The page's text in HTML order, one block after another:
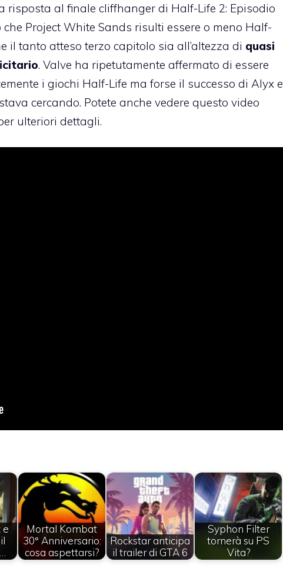
risposta al finale cliffhanger di Half-Life 2: Episodio
Project White Sands risulti essere o meno Half-
il tanto atteso terzo capitolo sia all’altezza di quasi
. Valve ha ripetutamente affermato di essere
i giochi Half-Life ma forse il successo di Alyx e
cercando. Potete anche vedere questo video
ulteriori dettagli.
e
Mortal Kombat
30° Anniversario:
cosa aspettarsi?
Rockstar anticipa
il trailer di GTA 6
Syphon Filter
tornerà su PS
Vita?